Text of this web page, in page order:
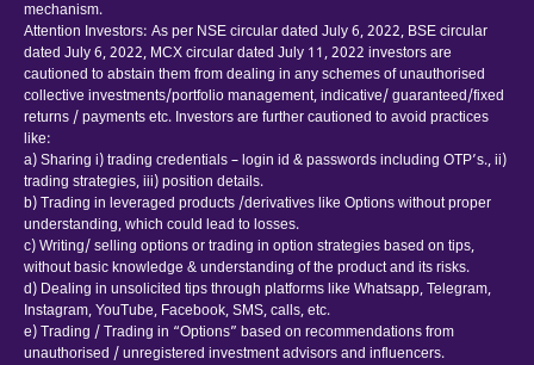
mechanism.
Attention Investors: As per NSE circular dated July 6, 2022, BSE circular
dated July 6, 2022, MCX circular dated July 11, 2022 investors are
cautioned to abstain them from dealing in any schemes of unauthorised
collective investments/portfolio management, indicative/ guaranteed/fixed
returns / payments etc. Investors are further cautioned to avoid practices
like:
a) Sharing i) trading credentials – login id & passwords including OTP’s., ii)
trading strategies, iii) position details.
b) Trading in leveraged products /derivatives like Options without proper
understanding, which could lead to losses.
c) Writing/ selling options or trading in option strategies based on tips,
without basic knowledge & understanding of the product and its risks.
d) Dealing in unsolicited tips through platforms like Whatsapp, Telegram,
Instagram, YouTube, Facebook, SMS, calls, etc.
e) Trading / Trading in “Options” based on recommendations from
unauthorised / unregistered investment advisors and influencers.